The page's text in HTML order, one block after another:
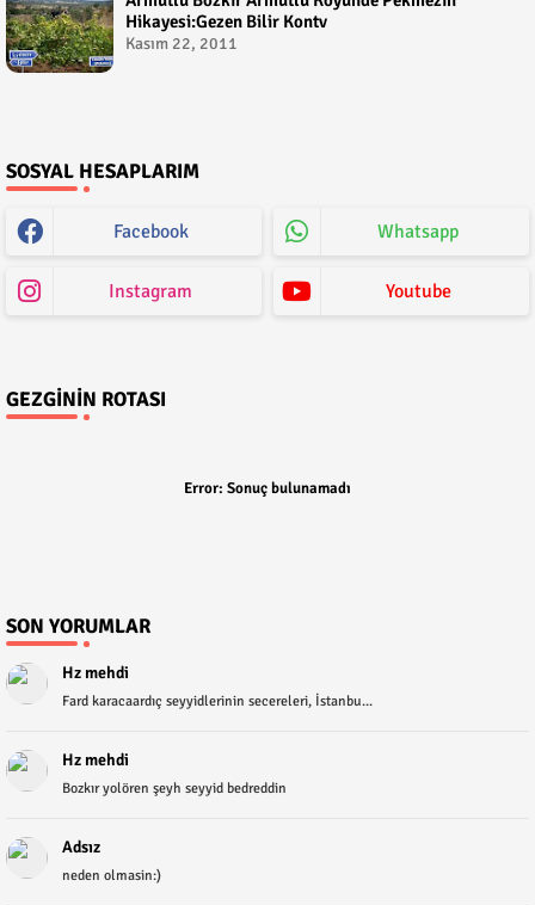
Hikayesi:Gezen Bilir Kontv
Kasım 22, 2011
SOSYAL HESAPLARIM
Facebook Whatsapp
Instagram Youtube
GEZGININ ROTASI
Error: Sonuç bulunamadı
SON YORUMLAR
Hz mehdi
Fard karacaardıç seyyidlerinin secereleri, İstanbu...
Hz mehdi
Bozkır yolören şeyh seyyid bedreddin
Adsız
neden olmasin:)